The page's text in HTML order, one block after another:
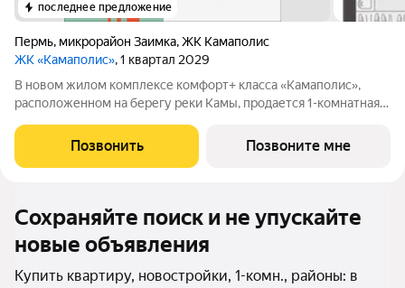
последнее предложение
Пермь, микрорайон Заимка,ЖК Камаполис
ЖК «Камаполис», 1 квартал 2029
В новом жилом комплексе комфорт+ класса «Камаполис»,
расположенном на берегу реки Камы, продается 1-комнатная
этап) доме. Девелопер проекта «Железно». Транспортная
Позвонить Позвоните мне
Сохраняйте поиск и не упускайте
новые объявления
Купить квартиру, новостройки, 1-комн., районы: в